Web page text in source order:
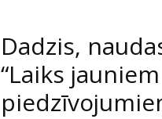
Dadzis,
“Laiks jauniem